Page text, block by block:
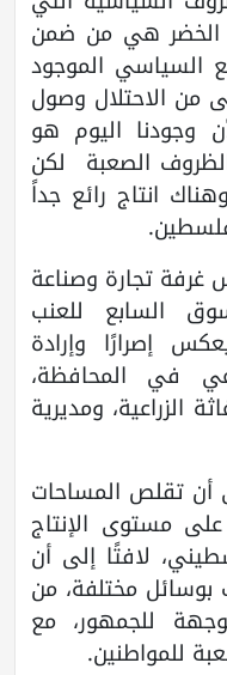
الخضر هي من ضمن
السياسي الموجود
من الاحتلال وصول
وجودنا اليوم هو
الظروف الصعبة لكن
انتاج رائع جداً
غرفة تجارة وصناعة
السابع للعنب
النسوية ٢٠٢٥، يعكس إصرارًا وإرادة
في المحافظة،
الزراعية، ومديرية
أن تقلص المساحات
مستوى الإنتاج
لافتًا إلى أن
مختلفة، من
للجمهور، مع
للمواطنين.